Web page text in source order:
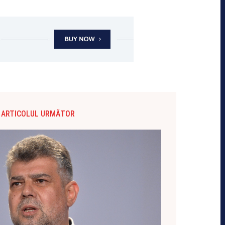
ARTICOLUL URMĂTOR